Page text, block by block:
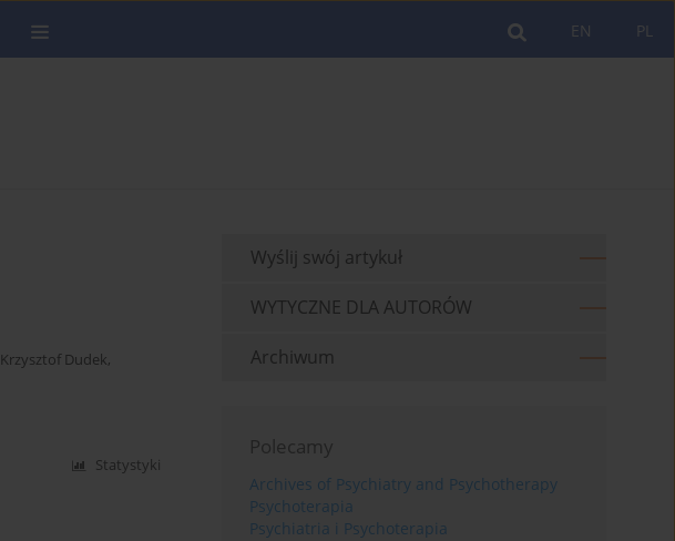
PL
EN
Krzysztof Dudek,
Statystyki
Wyślij swój artykuł
WYTYCZNE DLA AUTORÓW
Archiwum
Polecamy
Archives of Psychiatry and Psychotherapy
Psychoterapia
Psychiatria i Psychoterapia